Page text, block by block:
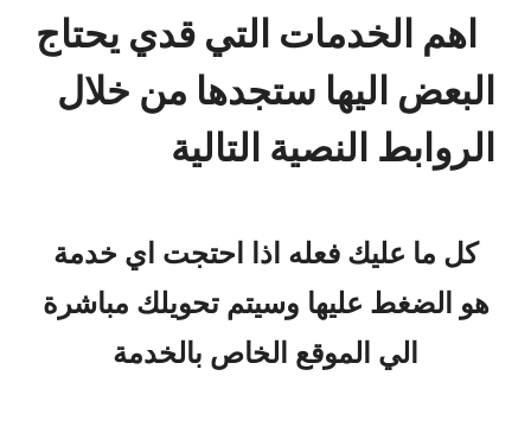
اهم الخدمات التي قدي يحتاج
البعض اليها ستجدها من خلال
الروابط النصية التالية
كل ما عليك فعله اذا احتجت اي خدمة
هو الضغط عليها وسيتم تحويلك مباشرة
الي الموقع الخاص بالخدمة